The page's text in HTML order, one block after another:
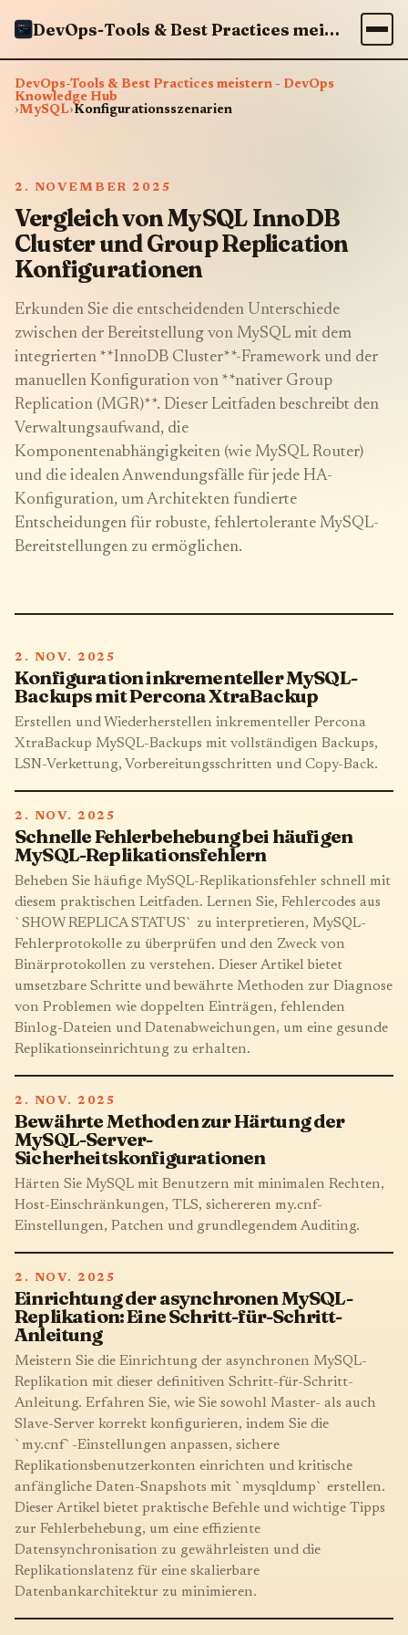
DevOps-Tools & Best Practices meistern - DevOps Knowledge Hub
DevOps-Tools & Best Practices meistern - DevOps
Knowledge Hub
›MySQL›Konfigurationsszenarien
2. NOVEMBER 2025
Vergleich von MySQL InnoDB
Cluster und Group Replication
Konfigurationen
Erkunden Sie die entscheidenden Unterschiede
zwischen der Bereitstellung von MySQL mit dem
integrierten **InnoDB Cluster**-Framework und der
manuellen Konfiguration von **nativer Group
Replication (MGR)**. Dieser Leitfaden beschreibt den
Verwaltungsaufwand, die
Komponentenabhängigkeiten (wie MySQL Router)
und die idealen Anwendungsfälle für jede HA-
Konfiguration, um Architekten fundierte
Entscheidungen für robuste, fehlertolerante MySQL-
Bereitstellungen zu ermöglichen.
2. NOV. 2025
Konfiguration inkrementeller MySQL-
Backups mit Percona XtraBackup
Erstellen und Wiederherstellen inkrementeller Percona
XtraBackup MySQL-Backups mit vollständigen Backups,
LSN-Verkettung, Vorbereitungsschritten und Copy-Back.
2. NOV. 2025
Schnelle Fehlerbehebung bei häufigen
MySQL-Replikationsfehlern
Beheben Sie häufige MySQL-Replikationsfehler schnell mit
diesem praktischen Leitfaden. Lernen Sie, Fehlercodes aus
`SHOW REPLICA STATUS` zu interpretieren, MySQL-
Fehlerprotokolle zu überprüfen und den Zweck von
Binärprotokollen zu verstehen. Dieser Artikel bietet
umsetzbare Schritte und bewährte Methoden zur Diagnose
von Problemen wie doppelten Einträgen, fehlenden
Binlog-Dateien und Datenabweichungen, um eine gesunde
Replikationseinrichtung zu erhalten.
2. NOV. 2025
Bewährte Methoden zur Härtung der
MySQL-Server-
Sicherheitskonfigurationen
Härten Sie MySQL mit Benutzern mit minimalen Rechten,
Host-Einschränkungen, TLS, sichereren my.cnf-
Einstellungen, Patchen und grundlegendem Auditing.
2. NOV. 2025
Einrichtung der asynchronen MySQL-
Replikation: Eine Schritt-für-Schritt-
Anleitung
Meistern Sie die Einrichtung der asynchronen MySQL-
Replikation mit dieser definitiven Schritt-für-Schritt-
Anleitung. Erfahren Sie, wie Sie sowohl Master- als auch
Slave-Server korrekt konfigurieren, indem Sie die
`my.cnf`-Einstellungen anpassen, sichere
Replikationsbenutzerkonten einrichten und kritische
anfängliche Daten-Snapshots mit `mysqldump` erstellen.
Dieser Artikel bietet praktische Befehle und wichtige Tipps
zur Fehlerbehebung, um eine effiziente
Datensynchronisation zu gewährleisten und die
Replikationslatenz für eine skalierbare
Datenbankarchitektur zu minimieren.